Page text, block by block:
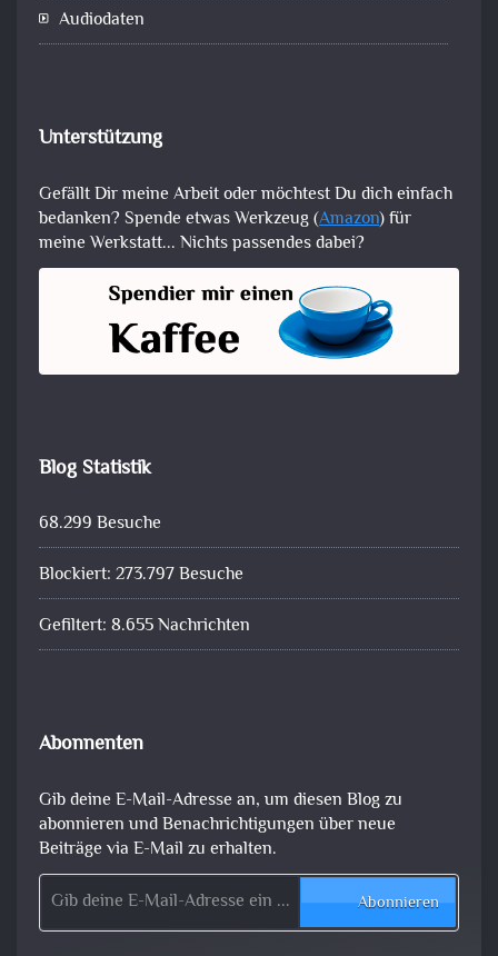
Audiodaten
Unterstützung
Gefällt Dir meine Arbeit oder möchtest Du dich einfach
bedanken? Spende etwas Werkzeug (Amazon) für
meine Werkstatt... Nichts passendes dabei?
Blog Statistik
68.299 Besuche
Blockiert: 273.797 Besuche
Gefiltert: 8.655 Nachrichten
Abonnenten
Gib deine E-Mail-Adresse an, um diesen Blog zu
abonnieren und Benachrichtigungen über neue
Beiträge via E-Mail zu erhalten.
Gib deine E-Mail-Adresse ein ...
Abonnieren